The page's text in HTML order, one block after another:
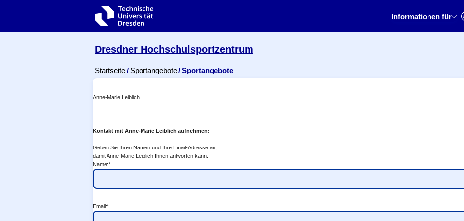
Informationen für
Dresdner Hochschul­sportzentrum
Breadcrumb-Menü
Startseite Sportangebote Sportangebote
Anne-Marie Leiblich
Kontakt mit Anne-Marie Leiblich aufnehmen:
Geben Sie Ihren Namen und Ihre Email-Adresse an,
damit Anne-Marie Leiblich Ihnen antworten kann.
Name:*
Email:*